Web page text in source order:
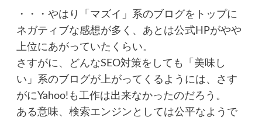
・・・やはり「マズイ」系のブログをトップに
ネガティブな感想が多く、あとは公式HPがやや
上位にあがっていたくらい。
さすがに、どんなSEO対策をしても「美味し
い」系のブログが上がってくるようには、さす
がにYahoo!も工作は出来なかったのだろう。
ある意味、検索エンジンとしては公平なようで